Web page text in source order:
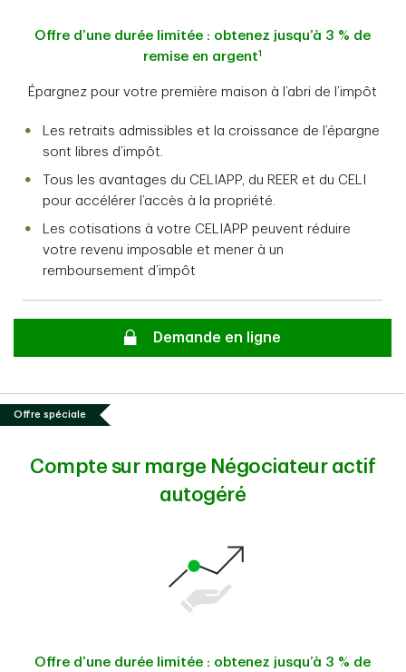
Offre d’une durée limitée : obtenez jusqu’à 3 % de
remise en argent1
Épargnez pour votre première maison à l’abri de l’impôt
Les retraits admissibles et la croissance de l’épargne
sont libres d’impôt.
Tous les avantages du CELIAPP, du REER et du CELI
pour accélérer l’accès à la propriété.
Les cotisations à votre CELIAPP peuvent réduire
votre revenu imposable et mener à un
remboursement d’impôt
SecureDemande en ligne
Offre spéciale
Compte sur marge Négociateur actif
autogéré
Offre d’une durée limitée : obtenez jusqu’à 3 % de